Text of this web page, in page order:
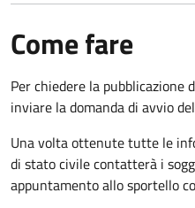
Come fare
Per chiedere la pubblicazione
inviare la domanda di avvio
Una volta ottenute tutte le
di stato civile contatterà i
appuntamento allo sportello